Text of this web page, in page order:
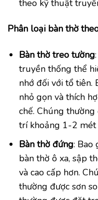
theo kỹ thuật
Phân loại bàn thờ
Bàn thờ treo tường
truyền thống thể
nhớ đối với tổ tiên.
nhỏ gọn và thích
chế. Chúng
trí khoảng 1-2 mét
Bàn thờ đứng: Bao
bàn thờ ô xa, sập
và cao cấp hơn.
thường được sơn